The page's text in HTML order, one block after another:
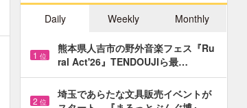
Daily Weekly Monthly
1 位
熊本県人吉市の野外音楽フェス『Ru
ral Act'26』TENDOUJIら最…
2 位
埼玉であらたな文具販売イベントが